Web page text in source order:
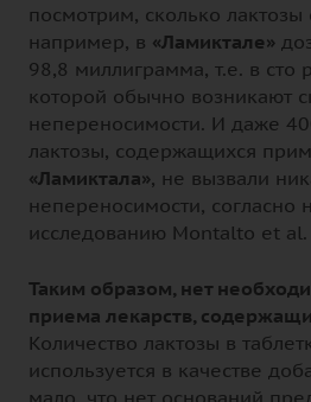
посмотрим, сколько лактозы
например, в «Ламиктале»
98,8 миллиграмма, т.е. в сто
которой обычно возникают
непереносимости. И даже
лактозы, содержащихся
«Ламиктала», не вызвали
непереносимости, согласно
исследованию Montalto et al.
Таким образом, нет
приема лекарств,
Количество лактозы в
используется в качестве
мало, что нет оснований